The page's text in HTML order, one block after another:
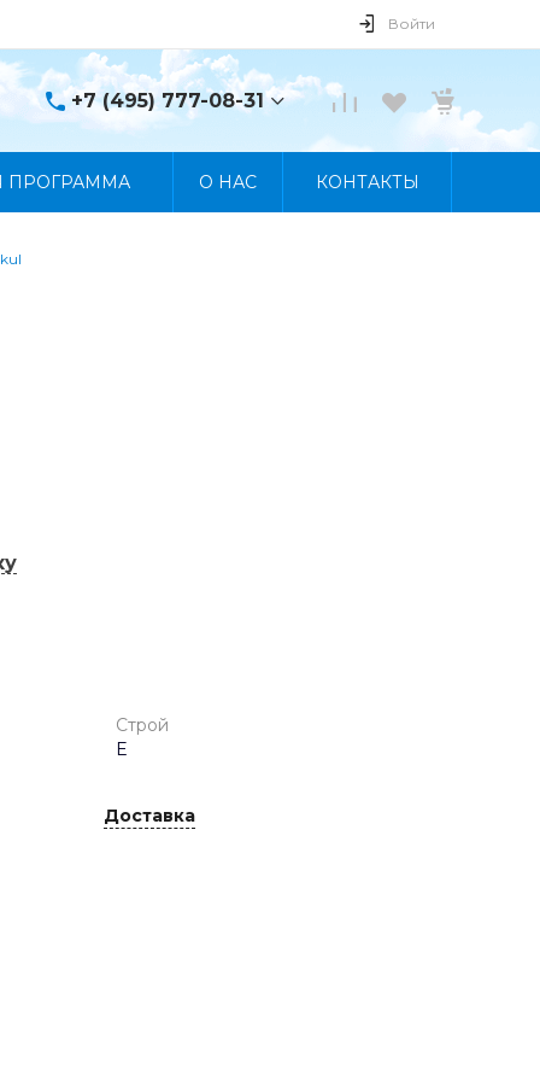
Войти
+7 (495) 777-08-31
+7 (495) 777-08-31
ПРОГРАММА О НАС КОНТАКТЫ
Строй
E
Доставка